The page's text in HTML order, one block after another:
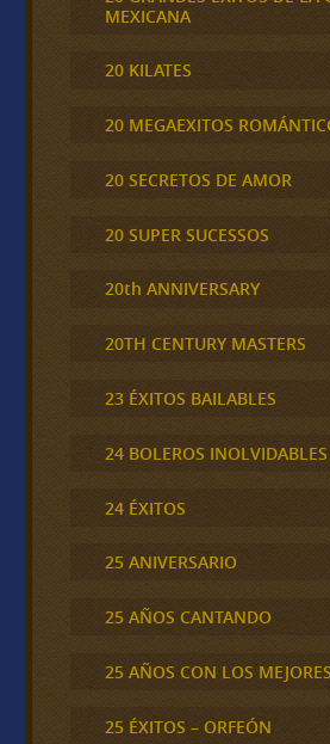
MEXICANA
20 KILATES
20 MEGAEXITOS
20 SECRETOS DE AMOR
20 SUPER SUCESSOS
20th ANNIVERSARY
20TH CENTURY MASTERS
23 ÉXITOS BAILABLES
24 BOLEROS INOLVIDABLES
24 ÉXITOS
25 ANIVERSARIO
25 AÑOS CANTANDO
25 AÑOS CON LOS
25 ÉXITOS – ORFEÓN